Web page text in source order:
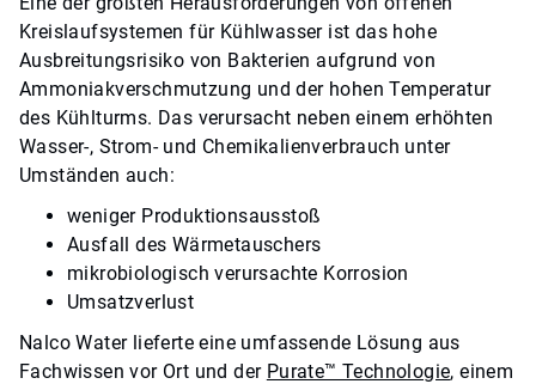
Kreislaufsystemen für Kühlwasser ist das hohe
Ausbreitungsrisiko von Bakterien aufgrund von
Ammoniakverschmutzung und der hohen Temperatur
des Kühlturms. Das verursacht neben einem erhöhten
Wasser-, Strom- und Chemikalienverbrauch unter
Umständen auch:
weniger Produktionsausstoß
Ausfall des Wärmetauschers
mikrobiologisch verursachte Korrosion
Umsatzverlust
Nalco Water lieferte eine umfassende Lösung aus
Fachwissen vor Ort und der Purate™ Technologie, einem